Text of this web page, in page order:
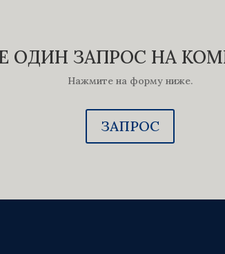
ОДИН ЗАПРОС НА
Нажмите на форму ниже.
ЗАПРОС